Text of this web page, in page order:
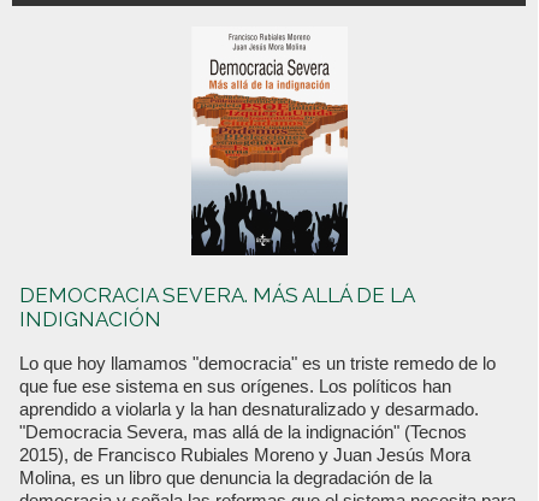
DEMOCRACIA SEVERA. MÁS ALLÁ DE LA
INDIGNACIÓN
Lo que hoy llamamos "democracia" es un triste remedo de lo
que fue ese sistema en sus orígenes. Los políticos han
aprendido a violarla y la han desnaturalizado y desarmado.
"Democracia Severa, mas allá de la indignación" (Tecnos
2015), de Francisco Rubiales Moreno y Juan Jesús Mora
Molina, es un libro que denuncia la degradación de la